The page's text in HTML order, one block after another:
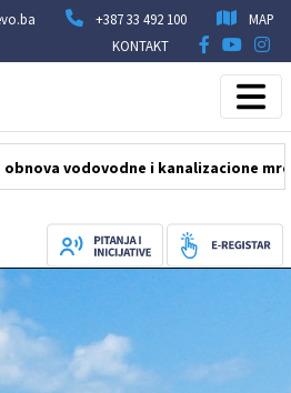
+387 33 492 100
MAP
KONTAKT
i kanalizacione mreže u